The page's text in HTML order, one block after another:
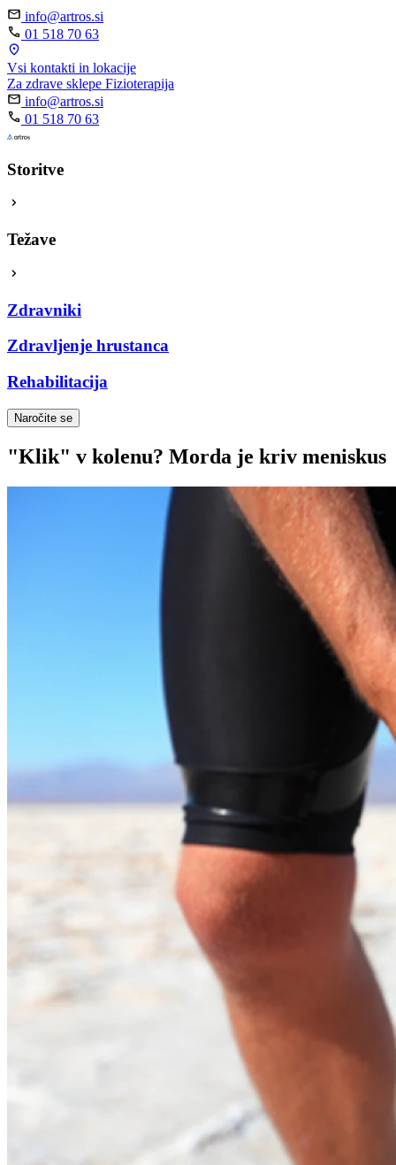
info@artros.si
01 518 70 63
Vsi kontakti in lokacije
Za zdrave sklepe Fizioterapija
info@artros.si
01 518 70 63
Storitve
Težave
Zdravniki
Zdravljenje hrustanca
Rehabilitacija
Naročite se
"Klik" v kolenu? Morda je kriv meniskus